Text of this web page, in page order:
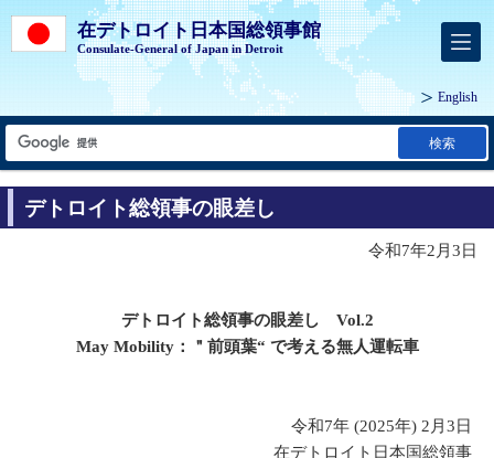
在デトロイト日本国総領事館
Consulate-General of Japan in Detroit
English
検索
デトロイト総領事の眼差し
令和7年2月3日
デトロイト総領事の眼差し Vol.2
May Mobility：＂前頭葉“ で考える無人運転車
令和7年 (2025年) 2月3日
在デトロイト日本国総領事